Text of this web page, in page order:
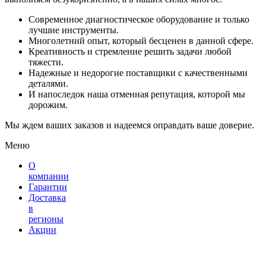
Современное диагностическое оборудование и только
лучшие инструменты.
Многолетний опыт, который бесценен в данной сфере.
Креативность и стремление решить задачи любой
тяжести.
Надежные и недорогие поставщики с качественными
деталями.
И напоследок наша отменная репутация, которой мы
дорожим.
Мы ждем ваших заказов и надеемся оправдать ваше доверие.
Меню
О
компании
Гарантии
Доставка
в
регионы
Акции